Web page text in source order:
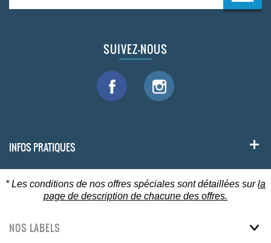
SUIVEZ-NOUS
INFOS PRATIQUES
* Les conditions de nos offres spéciales sont détaillées surla
page de description de chacune des offres.
NOS LABELS